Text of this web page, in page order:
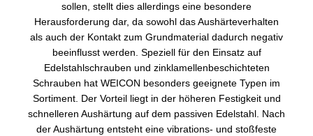
sollen, stellt dies allerdings eine besondere
Herausforderung dar, da sowohl das Aushärteverhalten
als auch der Kontakt zum Grundmaterial dadurch negativ
beeinflusst werden. Speziell für den Einsatz auf
Edelstahlschrauben und zinklamellenbeschichteten
Schrauben hat WEICON besonders geeignete Typen im
Sortiment. Der Vorteil liegt in der höheren Festigkeit und
schnelleren Aushärtung auf dem passiven Edelstahl. Nach
der Aushärtung entsteht eine vibrations- und stoßfeste